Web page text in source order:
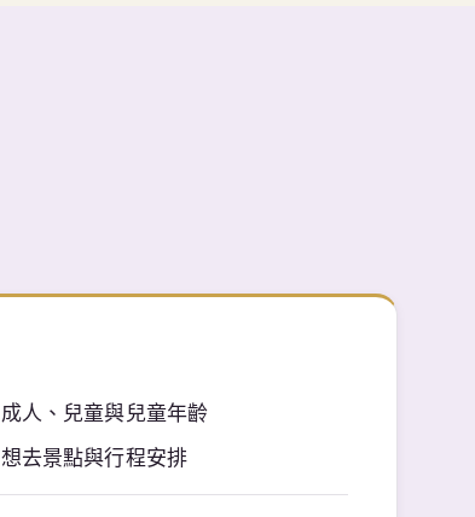
成人、兒童與兒童年齡
想去景點與行程安排